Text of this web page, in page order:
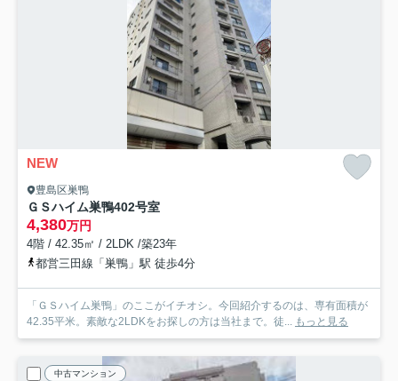
NEW
豊島区巣鴨
ＧＳハイム巣鴨402号室
4,380万円
4階 / 42.35㎡ / 2LDK /築23年
都営三田線「巣鴨」駅 徒歩4分
「ＧＳハイム巣鴨」のここがイチオシ。今回紹介するのは、専有面積が
42.35平米。素敵な2LDKをお探しの方は当社まで。徒... もっと見る
中古マンション